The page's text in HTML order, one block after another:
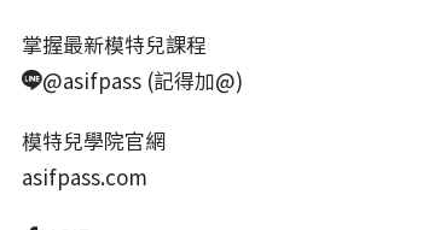
掌握最新模特兒課程
@asifpass (記得加@)
模特兒學院官網
asifpass.com